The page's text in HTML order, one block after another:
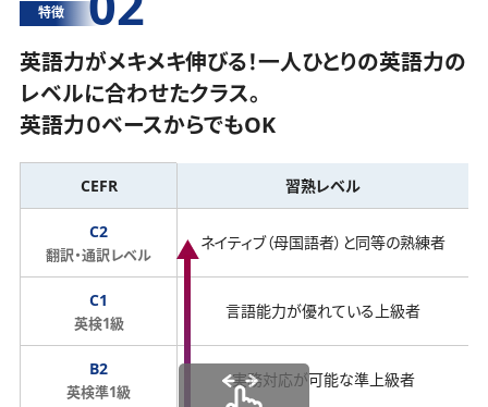
特徴
英語力がメキメキ伸びる！一人ひとりの英語力の
レベルに合わせたクラス。
英語力０ベースからでもOK
CEFR 習熟レベル
C2
翻訳・通訳レベル
ネイティブ（母国語者）と同等の熟練者
C1
英検1級
言語能力が優れている上級者
B2
英検準1級
実務対応が可能な準上級者